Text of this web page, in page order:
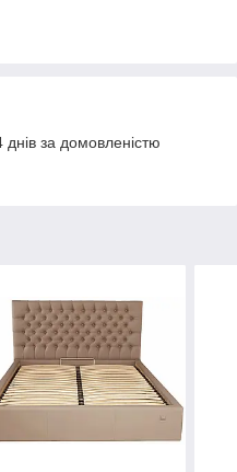
за домовленістю